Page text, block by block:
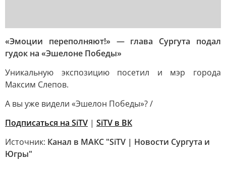
«Эмоции переполняют!» — глава Сургута подал
гудок на «Эшелоне Победы»
Уникальную экспозицию посетил и мэр города
Максим Слепов.
А вы уже видели «Эшелон Победы»? /
Подписаться на SiTV | SiTV в ВК
Источник: Канал в МАКС "SiTV | Новости Сургута и
Югры"